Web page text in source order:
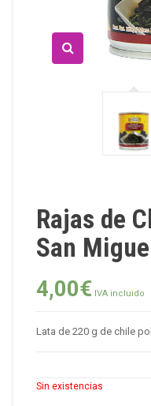
Rajas de
San
4,00€ IVA incluido
Lata de 220 g de chile
Sin existencias